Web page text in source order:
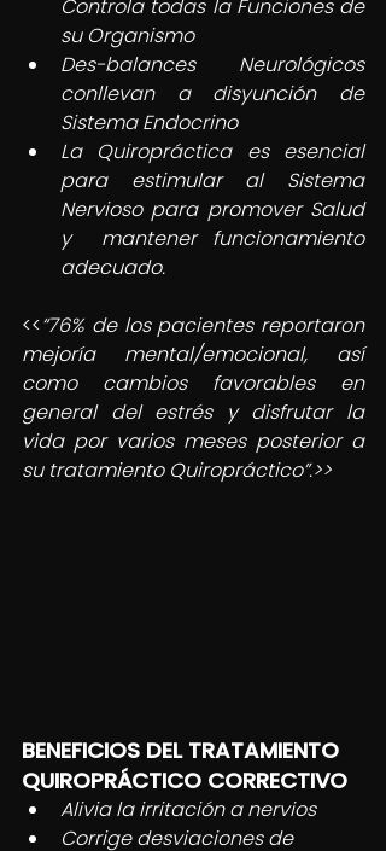
Controla todas la Funciones de
su Organismo
Des-balances Neurológicos
conllevan a disyunción de
Sistema Endocrino
La Quiropráctica es esencial
para estimular al Sistema
Nervioso para promover Salud
y  mantener funcionamiento
adecuado.
<<“76% de los pacientes reportaron
mejoría mental/emocional, así
como cambios favorables en
general del estrés y disfrutar la
vida por varios meses posterior a
su tratamiento Quiropráctico”.>>
BENEFICIOS DEL TRATAMIENTO
QUIROPRÁCTICO CORRECTIVO
Alivia la irritación a nervios
Corrige desviaciones de